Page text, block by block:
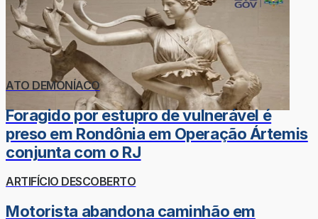
ATO DEMONÍACO
Foragido por estupro de vulnerável é
preso em Rondônia em Operação Ártemis
conjunta com o RJ
ARTIFÍCIO DESCOBERTO
Motorista abandona caminhão em